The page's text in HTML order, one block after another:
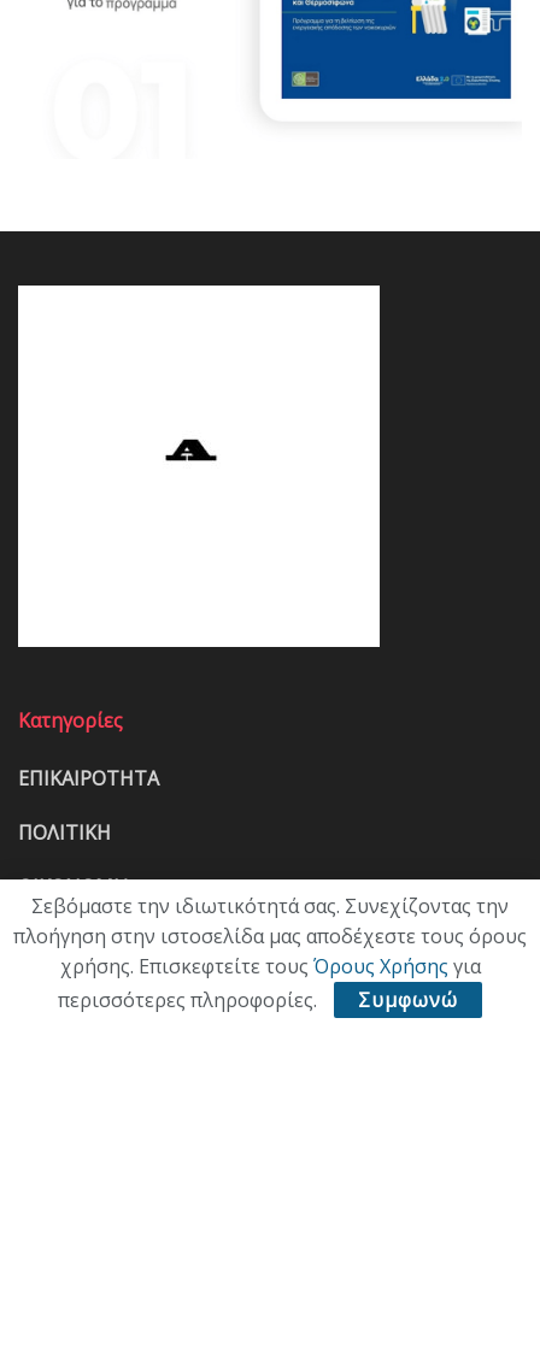
Κατηγορίες
ΕΠΙΚΑΙΡΟΤΗΤΑ
ΠΟΛΙΤΙΚΗ
ΟΙΚΟΝΟΜΙΑ
ΠΟΛΙΤΙΣΜΟΣ
ΥΓΕΙΑ
Σεβόμαστε την ιδιωτικότητά σας. Συνεχίζοντας την
πλοήγηση στην ιστοσελίδα μας αποδέχεστε τους όρους
χρήσης. Επισκεφτείτε τους Όρους Χρήσης για
περισσότερες πληροφορίες.
Συμφωνώ